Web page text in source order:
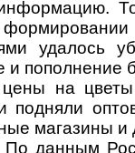
удалось
и пополнение
на
подняли
магазины
данным